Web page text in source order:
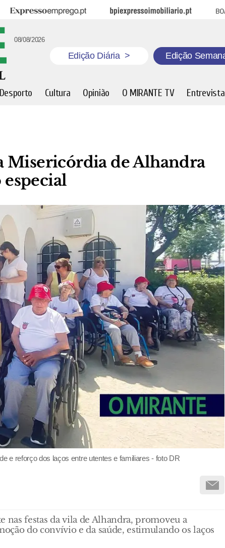
Expresso Emprego BPI Expresso Imobiliário
08/08/2026
Edição Diária > Edição
Desporto Cultura Opinião O MIRANTE TV Entrevista
Misericórdia de Alhandra
e reforço dos laços entre utentes e familiares - foto DR
nas festas da vila de Alhandra, promoveu a
do convívio e da saúde, estimulando os laços